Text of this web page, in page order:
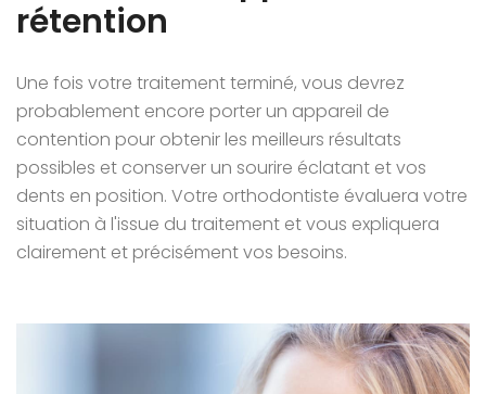
rétention
Une fois votre traitement terminé, vous devrez
probablement encore porter un appareil de
contention pour obtenir les meilleurs résultats
possibles et conserver un sourire éclatant et vos
dents en position. Votre orthodontiste évaluera votre
situation à l'issue du traitement et vous expliquera
clairement et précisément vos besoins.